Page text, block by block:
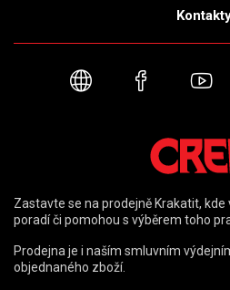
Webové
Zastavte se na prodejně Krakatit,
poradí či pomohou s výběrem toho
Prodejna je i naším smluvním
objednaného zboží.